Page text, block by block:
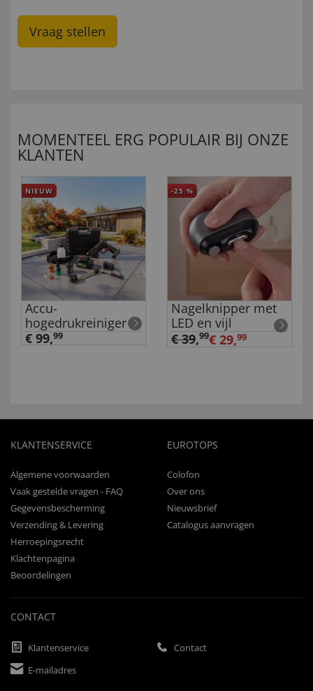
Vraag stellen
MOMENTEEL ERG POPULAIR BIJ ONZE
KLANTEN
NIEUW
Accu-
hogedrukreiniger
€ 99,99
-25 %
Nagelknipper met
LED en vijl
€ 39,99€ 29,99
KLANTENSERVICE
Algemene voorwaarden
Vaak gestelde vragen - FAQ
Gegevensbescherming
Verzending & Levering
Herroepingsrecht
Klachtenpagina
Beoordelingen
EUROTOPS
Colofon
Over ons
Nieuwsbrief
Catalogus aanvragen
CONTACT
Klantenservice
Contact
E-mailadres